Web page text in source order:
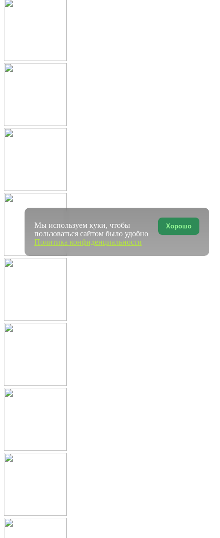
Хорошо
Мы используем куки, чтобы
пользоваться сайтом было удобно
Политика конфиденциальности